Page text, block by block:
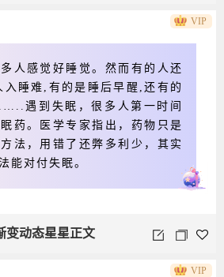
人感觉好睡觉。然而有的人还
入睡难,有的是睡后早醒,还有的
遇到失眠，很多人第一时间
药。医学专家指出，药物只是
法，用错了还弊多利少，其实
能对付失眠。
变动态星星正文
VIP
VIP